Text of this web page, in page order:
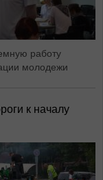
работу
молодежи
к началу